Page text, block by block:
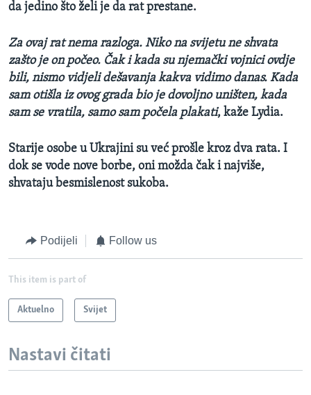
da jedino što želi je da rat prestane.
Za ovaj rat nema razloga. Niko na svijetu ne shvata
zašto je on počeo. Čak i kada su njemački vojnici ovdje
bili, nismo vidjeli dešavanja kakva vidimo danas. Kada
sam otišla iz ovog grada bio je dovoljno uništen, kada
sam se vratila, samo sam počela plakati, kaže Lydia.
Starije osobe u Ukrajini su već prošle kroz dva rata. I
dok se vode nove borbe, oni možda čak i najviše,
shvataju besmislenost sukoba.
Podijeli Follow us
This item is part of
Aktuelno Svijet
Nastavi čitati